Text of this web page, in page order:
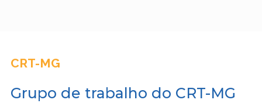
CRT-MG
Grupo de trabalho do CRT-MG